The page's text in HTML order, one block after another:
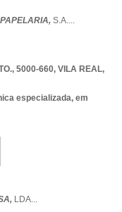
S.A....
5000-660, VILA REAL,
especializada, em
LDA...